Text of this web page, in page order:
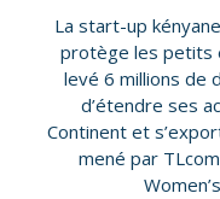
La start-up
protège les petits
levé 6 millions de
d’étendre ses
Continent et
mené par